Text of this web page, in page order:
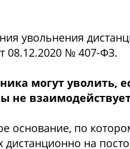
увольнения
08.12.2020 № 407-ФЗ.
могут уволить,
взаимодействует
основание, по
на